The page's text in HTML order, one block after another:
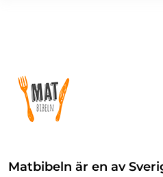
Matbibeln är en av